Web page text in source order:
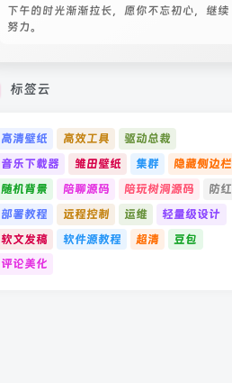
下午的时光渐渐拉长，愿你不忘初心，继续
努力。
标签云
高清壁纸 高效工具
驱动总裁
音乐下载器
雏田壁纸 集群
隐藏侧边栏
随机背景
陪聊源码 陪玩树洞源码
防红
部署教程
远程控制 运维
轻量级设计
软文发稿
软件源教程 超清
豆包
评论美化